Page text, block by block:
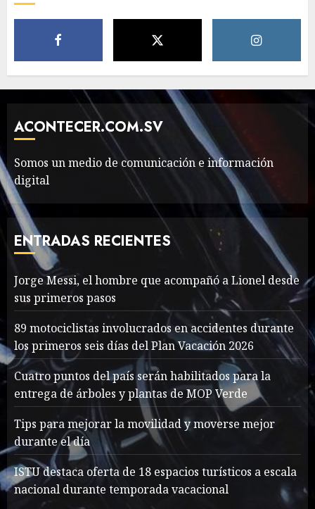
MAYO 14, 2024 811
Need to Know About the
Classic Cars in a Retro
Movie?
MAYO 14, 2024 799
7
The full story of
Thailand’s extraordinary
cave rescue
MAYO 14, 2024 1004
1
Jorge Messi, el hombre
que acompañó a Lionel
desde sus primeros pasos
AGOSTO 8, 2026 43
2
Searching for the
forgotten heroes of World
War Two
MAYO 14, 2024 861
ACONTECER.COM.SV
Somos un medio de comunicación e información
digital
ENTRADAS RECIENTES
Jorge Messi, el hombre que acompañó a Lionel desde
sus primeros pasos
89 motociclistas involucrados en accidentes durante
los primeros seis días del Plan Vacación 2026
Cuatro puntos del país serán habilitados para la
entrega de árboles y plantas de MOP Verde
Tips para mejorar la movilidad y moverse mejor
durante el día
ISTU destaca oferta de 18 espacios turísticos a escala
nacional durante temporada vacacional